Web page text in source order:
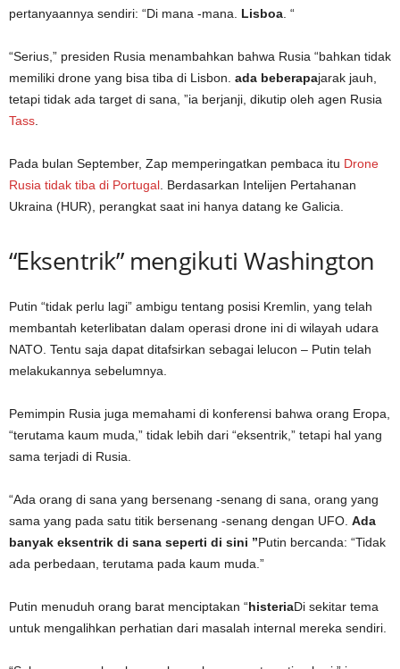
pertanyaannya sendiri: “Di mana -mana. Lisboa . “
“Serius,” presiden Rusia menambahkan bahwa Rusia “bahkan tidak
memiliki drone yang bisa tiba di Lisbon. ada beberapajarak jauh,
tetapi tidak ada target di sana, ”ia berjanji, dikutip oleh agen Rusia
Tass
Pada bulan September, Zap memperingatkan pembaca itu Drone
Rusia tidak tiba di Portugal . Berdasarkan Intelijen Pertahanan
Ukraina (HUR), perangkat saat ini hanya datang ke Galicia.
“Eksentrik” mengikuti Washington
Putin “tidak perlu lagi” ambigu tentang posisi Kremlin, yang telah
membantah keterlibatan dalam operasi drone ini di wilayah udara
NATO. Tentu saja dapat ditafsirkan sebagai lelucon – Putin telah
melakukannya sebelumnya.
Pemimpin Rusia juga memahami di konferensi bahwa orang Eropa,
“terutama kaum muda,” tidak lebih dari “eksentrik,” tetapi hal yang
sama terjadi di Rusia.
“Ada orang di sana yang bersenang -senang di sana, orang yang
sama yang pada satu titik bersenang -senang dengan UFO. Ada
banyak eksentrik di sana seperti di sini ”Putin bercanda: “Tidak
ada perbedaan, terutama pada kaum muda.”
Putin menuduh orang barat menciptakan “histeriaDi sekitar tema
untuk mengalihkan perhatian dari masalah internal mereka sendiri.